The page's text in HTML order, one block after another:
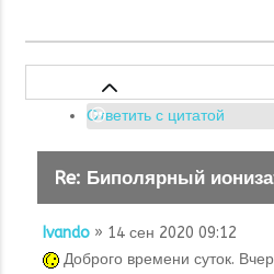
Ответить с цитатой
Re: Биполярный
Ivando » 14 сен 2020 09:12
Доброго времени суток.